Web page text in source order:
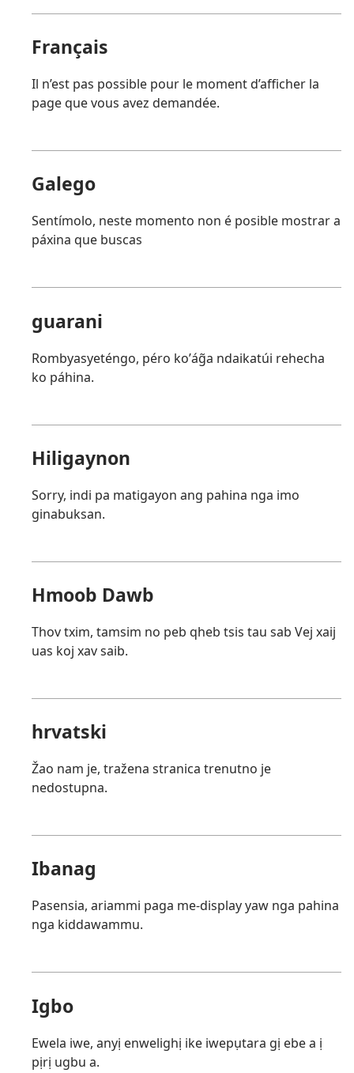
Français
Il n’est pas possible pour le moment d’afficher la
page que vous avez demandée.
Galego
Sentímolo, neste momento non é posible mostrar a
páxina que buscas
guarani
Rombyasyeténgo, péro koʼág̃a ndaikatúi rehecha
ko páhina.
Hiligaynon
Sorry, indi pa matigayon ang pahina nga imo
ginabuksan.
Hmoob Dawb
Thov txim, tamsim no peb qheb tsis tau sab Vej xaij
uas koj xav saib.
hrvatski
Žao nam je, tražena stranica trenutno je
nedostupna.
Ibanag
Pasensia, ariammi paga me-display yaw nga pahina
nga kiddawammu.
Igbo
Ewela iwe, anyị enwelighị ike iwepụtara gị ebe a ị
pịrị ugbu a.